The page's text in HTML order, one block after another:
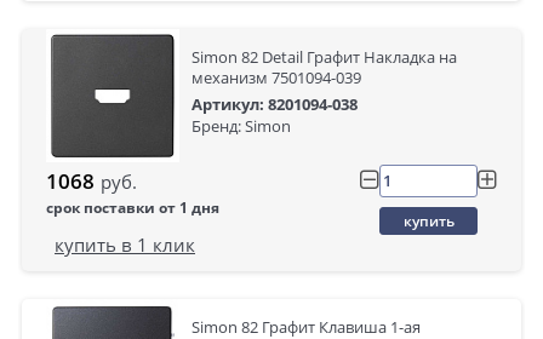
Simon 82 Detail Графит Накладка на
механизм 7501094-039
Артикул: 8201094-038
Бренд: Simon
1068 руб.
срок поставки от 1 дня
купить
купить в 1 клик
Simon 82 Графит Клавиша 1-ая